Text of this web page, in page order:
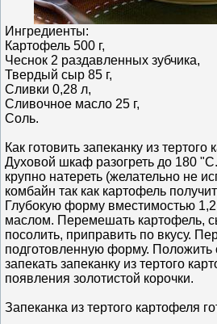
Ингредиенты:
Картофель 500 г,
Чеснок 2 раздавленных зубчика,
Твердый сыр 85 г,
Сливки 0,28 л,
Сливочное масло 25 г,
Соль.
Как готовить запеканку из тертого
Духовой шкаф разогреть до 180
крупно натереть (желательно не
комбайн так как картофель
Глубокую форму вместимостью 1,2
маслом. Перемешать картофель,
посолить, приправить по вкусу.
подготовленную форму. Положить
запекать запеканку из тертого
появления золотистой корочки.
Запеканка из тертого картофеля